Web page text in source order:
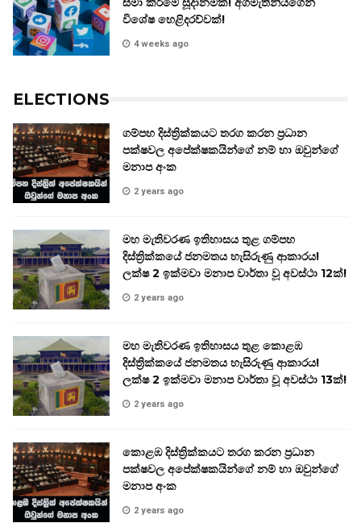
විශේෂ හෙළිදරව්වක්!
4 weeks ago
ELECTIONS
ගම්පහ දිස්ත්‍රික්කයට තරග කරන ප්‍රධාන
පක්ෂවල අපේක්ෂකයින්ගේ නම් හා ඔවුන්ගේ
මනාප අංක
2 years ago
මහ මැතිවරණ ඉතිහාසය තුළ ගම්පහ
දිස්ත්‍රික්කයේ ජනමතය හැසිරුණු ආකාරය!
ලක්ෂ 2 ඉක්මවා මනාප වාර්තා වූ අවස්ථා 12ක්!
2 years ago
මහ මැතිවරණ ඉතිහාසය තුළ කොළඹ
දිස්ත්‍රික්කයේ ජනමතය හැසිරුණු ආකාරය!
ලක්ෂ 2 ඉක්මවා මනාප වාර්තා වූ අවස්ථා 13ක්!
2 years ago
කොළඹ දිස්ත්‍රික්කයට තරග කරන ප්‍රධාන
පක්ෂවල අපේක්ෂකයින්ගේ නම් හා ඔවුන්ගේ
මනාප අංක
2 years ago